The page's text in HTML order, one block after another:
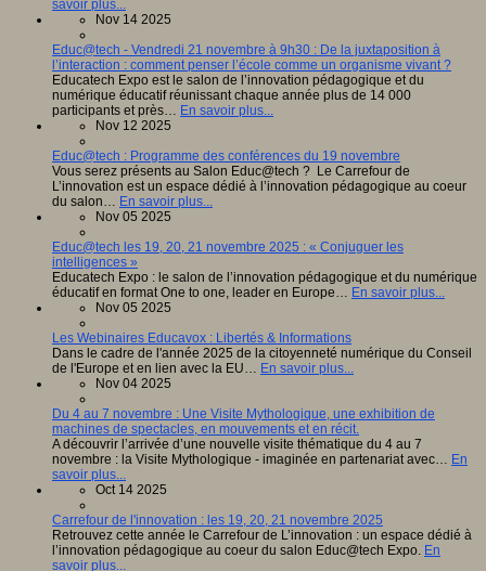
savoir plus...
Nov 14 2025
Educ@tech - Vendredi 21 novembre à 9h30 : De la juxtaposition à
l’interaction : comment penser l’école comme un organisme vivant ?
Educatech Expo est le salon de l’innovation pédagogique et du
numérique éducatif réunissant chaque année plus de 14 000
participants et près… En savoir plus...
Nov 12 2025
Educ@tech : Programme des conférences du 19 novembre
Vous serez présents au Salon Educ@tech ? Le Carrefour de
L’innovation est un espace dédié à l’innovation pédagogique au coeur
du salon… En savoir plus...
Nov 05 2025
Educ@tech les 19, 20, 21 novembre 2025 : « Conjuguer les
intelligences »
Educatech Expo : le salon de l’innovation pédagogique et du numérique
éducatif en format One to one, leader en Europe… En savoir plus...
Nov 05 2025
Les Webinaires Educavox : Libertés & Informations
Dans le cadre de l'année 2025 de la citoyenneté numérique du Conseil
de l'Europe et en lien avec la EU… En savoir plus...
Nov 04 2025
Du 4 au 7 novembre : Une Visite Mythologique, une exhibition de
machines de spectacles, en mouvements et en récit.
A découvrir l’arrivée d’une nouvelle visite thématique du 4 au 7
novembre : la Visite Mythologique - imaginée en partenariat avec… En
savoir plus...
Oct 14 2025
Carrefour de l'innovation : les 19, 20, 21 novembre 2025
Retrouvez cette année le Carrefour de L’innovation : un espace dédié à
l’innovation pédagogique au coeur du salon Educ@tech Expo. En
savoir plus...